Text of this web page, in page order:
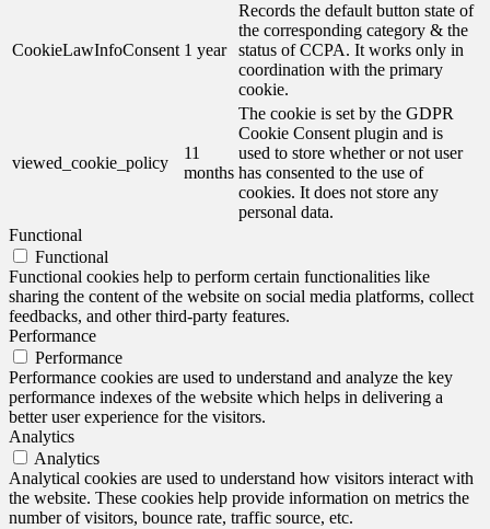
CookieLawInfoConsent 1 year
Records the default button state of
the corresponding category & the
status of CCPA. It works only in
coordination with the primary
cookie.
viewed_cookie_policy
11
months
The cookie is set by the GDPR
Cookie Consent plugin and is
used to store whether or not user
has consented to the use of
cookies. It does not store any
personal data.
Functional
Functional
Functional cookies help to perform certain functionalities like
sharing the content of the website on social media platforms, collect
feedbacks, and other third-party features.
Performance
Performance
Performance cookies are used to understand and analyze the key
performance indexes of the website which helps in delivering a
better user experience for the visitors.
Analytics
Analytics
Analytical cookies are used to understand how visitors interact with
the website. These cookies help provide information on metrics the
number of visitors, bounce rate, traffic source, etc.